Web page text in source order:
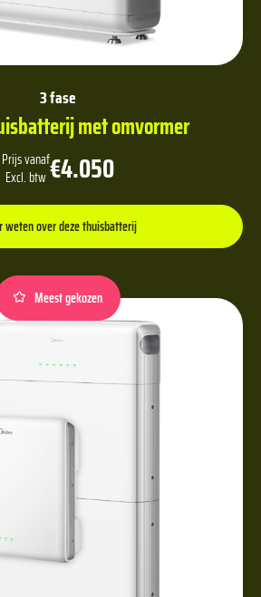
3 fase
met omvormer
Prijs vanaf
Excl. btw€4.050
weten over deze thuisbatterij
Meest gekozen